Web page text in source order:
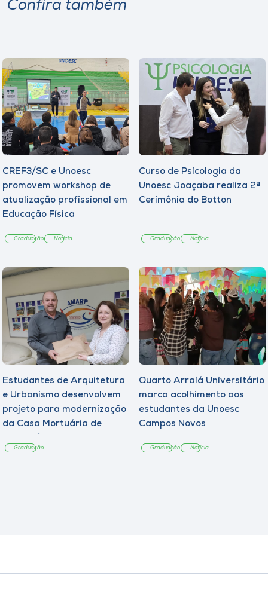
Confira também
CREF3/SC e Unoesc
promovem workshop de
atualização profissional em
Educação Física
Graduação Notícia
Curso de Psicologia da
Unoesc Joaçaba realiza 2ª
Cerimônia do Botton
Graduação Notícia
Estudantes de Arquitetura
e Urbanismo desenvolvem
projeto para modernização
da Casa Mortuária de
Graduação
Quarto Arraiá Universitário
marca acolhimento aos
estudantes da Unoesc
Campos Novos
Graduação Notícia